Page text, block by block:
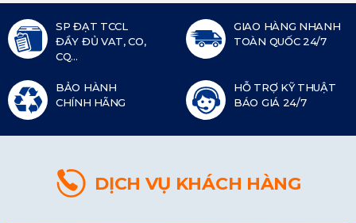
SP ĐẠT TCCL
ĐẦY ĐỦ VAT, CO,
CQ...
GIAO HÀNG NHANH
TOÀN QUỐC 24/7
BẢO HÀNH
CHÍNH HÃNG
HỖ TRỢ KỸ THUẬT
BÁO GIÁ 24/7
DỊCH VỤ KHÁCH HÀNG